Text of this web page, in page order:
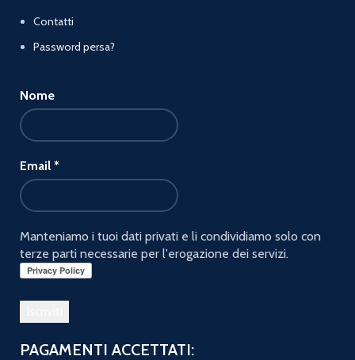
Contatti
Password persa?
Nome
Email *
Manteniamo i tuoi dati privati e li condividiamo solo con
terze parti necessarie per l'erogazione dei servizi.
PAGAMENTI ACCETTATI: